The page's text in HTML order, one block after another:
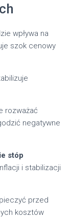
wpływa na
szok cenowy
rozważać
negatywne
stóp
i stabilizacji
przed
kosztów